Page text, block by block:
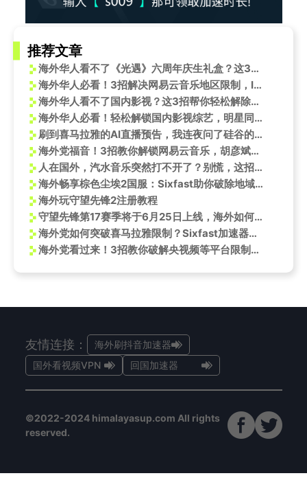
推荐文章
海外华人看不了《光遇》六周年庆生礼盒？这3招帮你秒解地区限制！
海外华人必看！3招解决网易云音乐地区限制，IU新歌《Bye, Summer》轻松听
海外华人看不了国内影视？这3招帮你轻松解除地区限制
海外华人必看！轻松解锁国内影视综艺，明星同款内容随心看
刷到喜马拉雅的AI直播预告，我连夜问了硅谷的朋友：现在入局，到底晚不晚？
海外党福音！3招教你解锁网易云音乐，胡彦斌新歌《天生火》想听就听
人在国外，汽水音乐突然打不开了？别慌，这招亲测有效
海外畅享棕色尘埃2国服：Sixfast助你破除地域限制
海外玩守望先锋2注册教程
守望先锋第17赛季将于6月25日上线，海外如何流畅玩游戏？
海外党如何突破喜马拉雅限制？Sixfast加速器来支招！
海外党看过来！3招教你破解央视频等平台限制，小雪节气福利一个不落
友情连接：
海外刷抖音加速器
国外看视频VPN
回国加速器
©2022-2024 himalayasup.com All rights
reserved.